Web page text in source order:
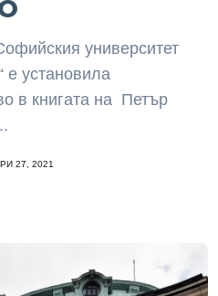
университет
е установила
в книгата на Петър
27, 2021